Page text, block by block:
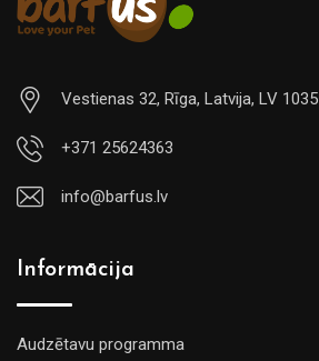
Vestienas 32, Rīga, Latvija, LV 1035
+371 25624363
info@barfus.lv
Informācija
Audzētavu programma